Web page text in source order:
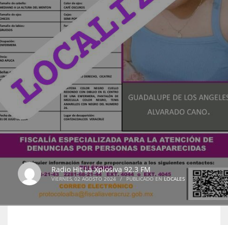
Radio Hit La Xplosiva 92.3 FM
VIERNES, 02 AGOSTO 2024 / PUBLICADO EN LOCALES